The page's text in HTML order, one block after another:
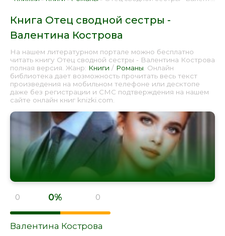
Книга Отец сводной сестры -
Валентина Кострова
На нашем литературном портале можно бесплатно
читать книгу Отец сводной сестры - Валентина Кострова
полная версия. Жанр: Книги / Романы . Онлайн
библиотека дает возможность прочитать весь текст
произведения на мобильном телефоне или десктопе
даже без регистрации и СМС подтверждения на нашем
сайте онлайн книг knizki.com.
0 0% 0
Валентина Кострова